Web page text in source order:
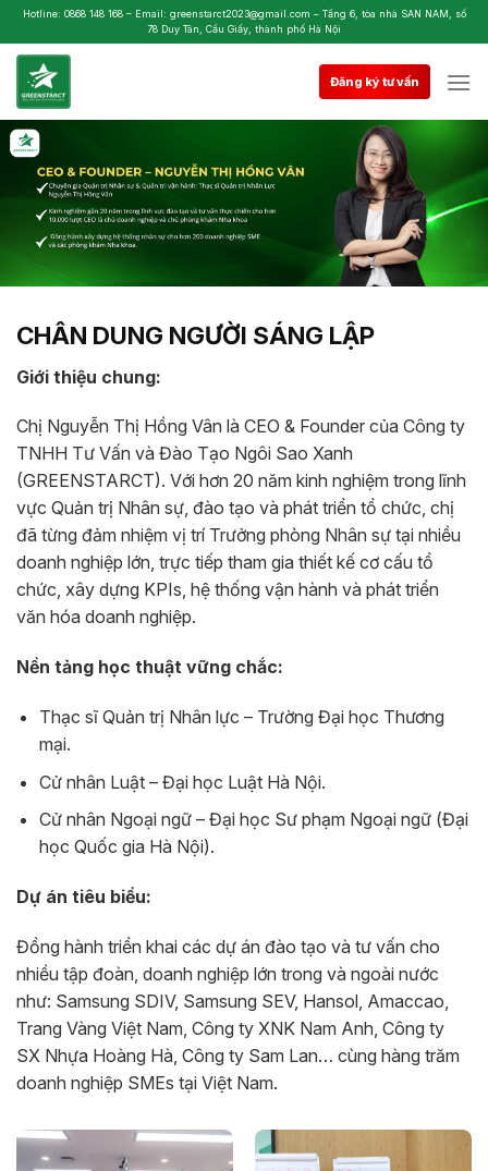
Skip
to
content
Hotline: 0868 148 168 – Email: greenstarct2023@gmail.com – Tầng 6, tòa nhà SAN NAM, số
78 Duy Tân, Cầu Giấy, thành phố Hà Nội
Đăng ký tư vấn
CHÂN DUNG NGƯỜI SÁNG LẬP
Giới thiệu chung:
Chị Nguyễn Thị Hồng Vân là CEO & Founder của Công ty
TNHH Tư Vấn và Đào Tạo Ngôi Sao Xanh
(GREENSTARCT). Với hơn 20 năm kinh nghiệm trong lĩnh
vực Quản trị Nhân sự, đào tạo và phát triển tổ chức, chị
đã từng đảm nhiệm vị trí Trưởng phòng Nhân sự tại nhiều
doanh nghiệp lớn, trực tiếp tham gia thiết kế cơ cấu tổ
chức, xây dựng KPIs, hệ thống vận hành và phát triển
văn hóa doanh nghiệp.
Nền tảng học thuật vững chắc:
Thạc sĩ Quản trị Nhân lực – Trường Đại học Thương
mại.
Cử nhân Luật – Đại học Luật Hà Nội.
Cử nhân Ngoại ngữ – Đại học Sư phạm Ngoại ngữ (Đại
học Quốc gia Hà Nội).
Dự án tiêu biểu:
Đồng hành triển khai các dự án đào tạo và tư vấn cho
nhiều tập đoàn, doanh nghiệp lớn trong và ngoài nước
như: Samsung SDIV, Samsung SEV, Hansol, Amaccao,
Trang Vàng Việt Nam, Công ty XNK Nam Anh, Công ty
SX Nhựa Hoàng Hà, Công ty Sam Lan… cùng hàng trăm
doanh nghiệp SMEs tại Việt Nam.